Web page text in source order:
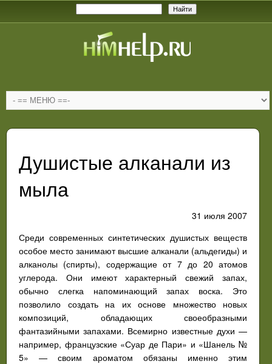
Душистые алканали из
мыла
31 июля 2007
Среди современных синтетических душистых веществ
особое место занимают высшие алканали (альдегиды) и
алканолы (спирты), содержащие от 7 до 20 атомов
углерода. Они имеют характерный свежий запах,
обычно слегка напоминающий запах воска. Это
позволило создать на их основе множество новых
композиций, обладающих своеобразными
фантазийными запахами. Всемирно известные духи —
например, французские «Суар де Пари» и «Шанель №
5» — своим ароматом обязаны именно этим